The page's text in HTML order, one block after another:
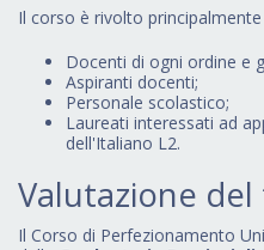
Il corso è rivolto principalmente
Docenti di ogni ordine e
Aspiranti docenti;
Personale scolastico;
Laureati interessati ad
dell'Italiano L2.
Valutazione
Il Corso di Perfezionamento